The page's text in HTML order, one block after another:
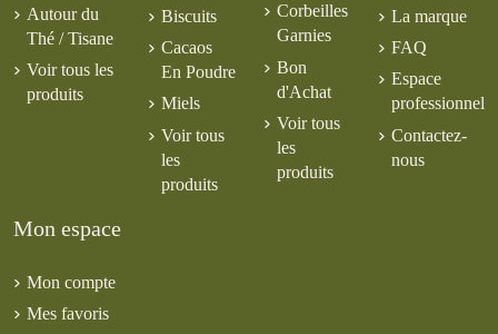
Autour du
Thé / Tisane
Voir tous les
produits
Biscuits
Cacaos
En Poudre
Miels
Voir tous
les
produits
Corbeilles
Garnies
Bon
d'Achat
Voir tous
les
produits
La marque
FAQ
Espace
professionnel
Contactez-
nous
Mon espace
Mon compte
Mes favoris